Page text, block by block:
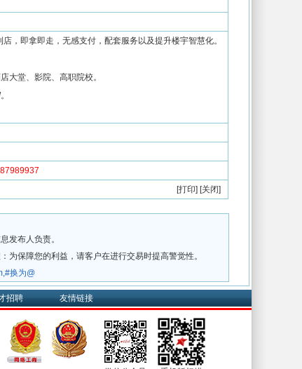
，即拿即走，无感支付，配套服务以及提升楼宇智慧化。
大堂、影院、高职院校。
[打印] [关闭]
发布人负责。
保障您的利益，请客户在进行交易时提高警觉性。
换为@
招聘 友情链接